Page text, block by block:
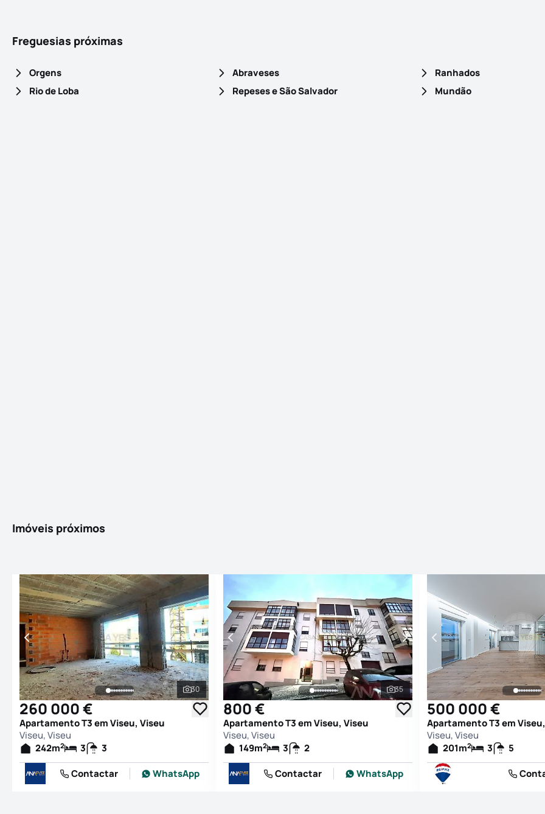
Freguesias próximas
Orgens Abraveses
Ranhados
Rio de Loba
Repeses e São Salvador Mundão
Imóveis próximos
Ver todas as fotografias
30
260 000 €
Apartamento T3 em Viseu, Viseu
Viseu, Viseu
242m2 3
3
Contactar
WhatsApp
Ver todas as fotografias
35
800 €
Apartamento T3 em Viseu, Viseu
Viseu, Viseu
149m2 3
2
Contactar
WhatsApp
500 000 €
Apartamento T3 em
Viseu, Viseu
201m2 3
5